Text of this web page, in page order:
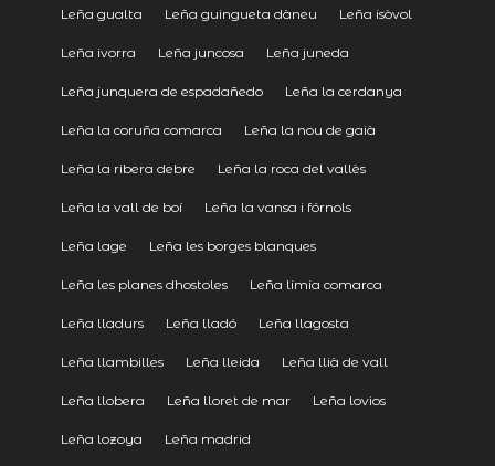
Leña gualta Leña guingueta dàneu Leña isòvol
Leña ivorra Leña juncosa Leña juneda
Leña junquera de espadañedo Leña la cerdanya
Leña la coruña comarca Leña la nou de gaià
Leña la ribera debre Leña la roca del vallès
Leña la vall de boí Leña la vansa i fórnols
Leña lage Leña les borges blanques
Leña les planes dhostoles Leña limia comarca
Leña lladurs Leña lladó Leña llagosta
Leña llambilles Leña lleida Leña llià de vall
Leña llobera Leña lloret de mar Leña lovios
Leña lozoya Leña madrid